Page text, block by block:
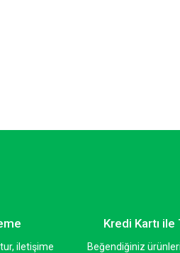
iletişime
Kredi Kartı
Beğendiğiniz